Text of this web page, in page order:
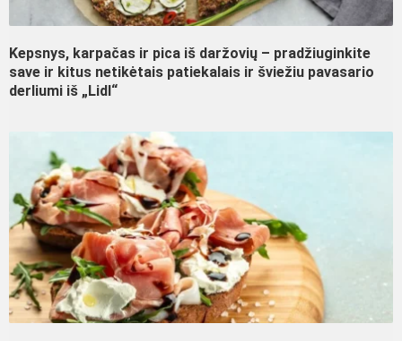
Kepsnys, karpačas ir pica iš daržovių – pradžiuginkite
save ir kitus netikėtais patiekalais ir šviežiu pavasario
derliumi iš „Lidl“